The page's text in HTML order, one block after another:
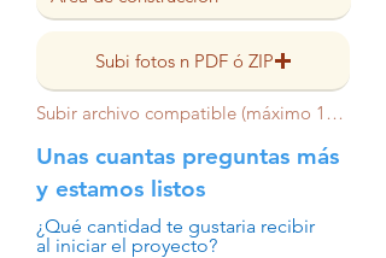
Subi fotos n PDF ó ZIP
Subir archivo compatible (máximo 15 MB)
Unas cuantas preguntas más
y estamos listos
¿Qué cantidad te gustaria recibir
al iniciar el proyecto?